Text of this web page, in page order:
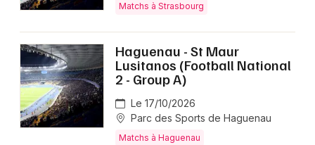
Matchs à Strasbourg
Haguenau - St Maur
Lusitanos (Football National
2 - Group A)
Le 17/10/2026
Parc des Sports de Haguenau
Matchs à Haguenau